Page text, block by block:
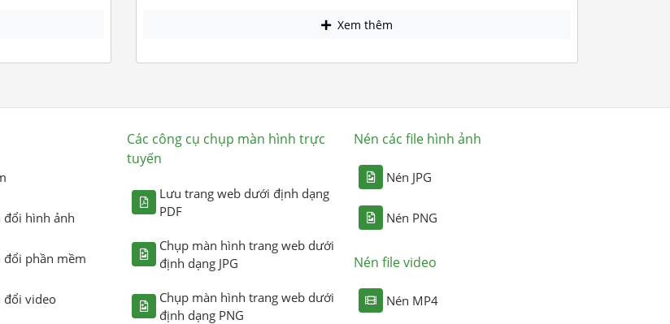
Xem thêm
đổi hình ảnh
đổi phần mềm
đổi video
Các công cụ chụp màn hình trực
tuyến
Lưu trang web dưới định dạng
PDF
Chụp màn hình trang web dưới
định dạng JPG
Chụp màn hình trang web dưới
định dạng PNG
Nén các file hình ảnh
Nén JPG
Nén PNG
Nén file video
Nén MP4